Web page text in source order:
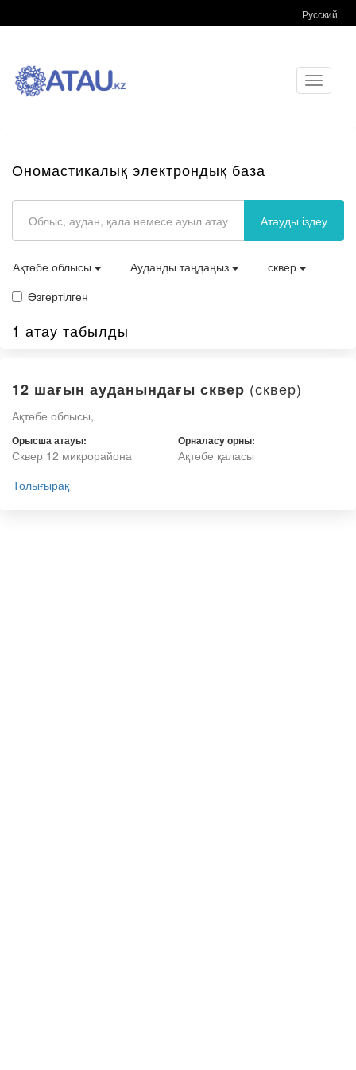
Русский
Toggle
Ономастикалық электрондық база
Атауды іздеу
Ақтөбе облысы Ауданды таңдаңыз
сквер
Өзгертілген
1 атау табылды
12 шағын ауданындағы сквер (сквер)
Ақтөбе облысы,
Орысша атауы:
Сквер 12 микрорайона
Орналасу орны:
Ақтөбе қаласы
Толығырақ